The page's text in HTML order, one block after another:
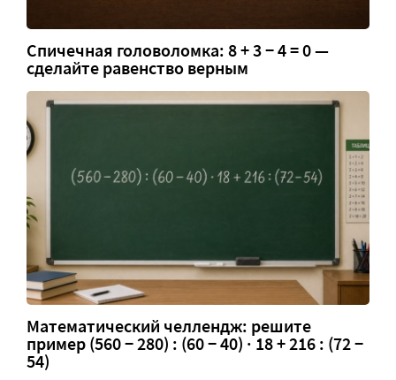
Спичечная головоломка: 8 + 3 − 4 = 0 —
сделайте равенство верным
Математический челлендж: решите
пример (560 − 280) : (60 − 40) · 18 + 216 : (72 −
54)